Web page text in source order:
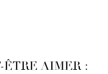
AIMER :